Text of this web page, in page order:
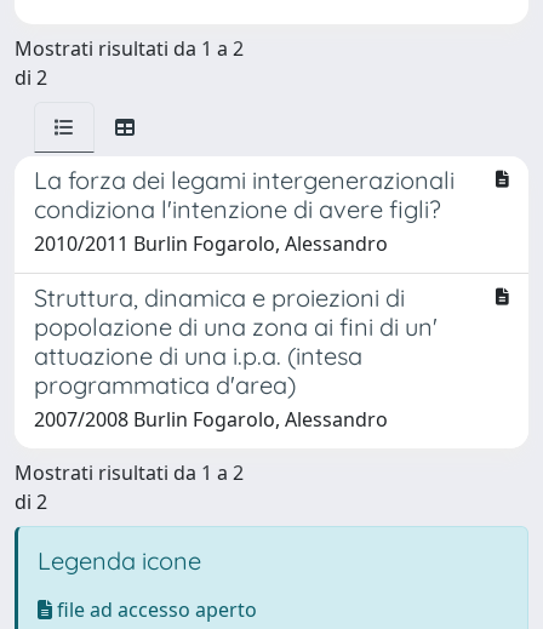
Mostrati risultati da 1 a 2
di 2
La forza dei legami intergenerazionali
condiziona l'intenzione di avere figli?
2010/2011 Burlin Fogarolo, Alessandro
Struttura, dinamica e proiezioni di
popolazione di una zona ai fini di un'
attuazione di una i.p.a. (intesa
programmatica d'area)
2007/2008 Burlin Fogarolo, Alessandro
Mostrati risultati da 1 a 2
di 2
Legenda icone
file ad accesso aperto